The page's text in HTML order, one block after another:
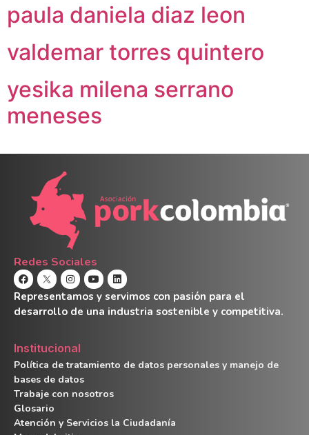
paula daniela diaz leon
valdemar torres quintero
yesika milena serrano
meneses
Redes Sociales
Representamos y servimos con pasión para el
desarrollo de una industria sostenible y competitiva.
Institucional
Política de tratamiento de datos personales y manejo de
bases de datos
Trabaje con nosotros
Glosario
Atención y Servicios la Ciudadanía